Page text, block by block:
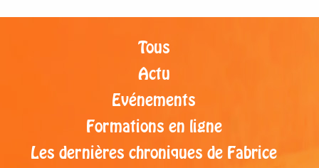
Tous
Actu
Evénements
Formations en ligne
Les dernières chroniques de Fabrice